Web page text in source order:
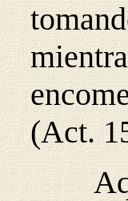
(Act.